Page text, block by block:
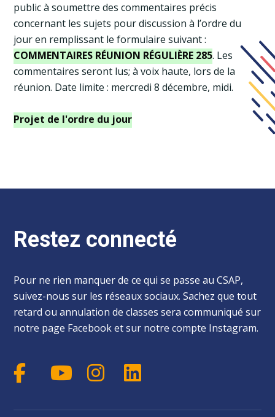
public à soumettre des commentaires précis
concernant les sujets pour discussion à l’ordre du
jour en remplissant le formulaire suivant :
COMMENTAIRES RÉUNION RÉGULIÈRE 285. Les
commentaires seront lus; à voix haute, lors de la
réunion. Date limite : mercredi 8 décembre, midi.
Projet de l'ordre du jour
Restez connecté
Pour ne rien manquer de ce qui se passe au CSAP,
suivez-nous sur les réseaux sociaux. Sachez que tout
retard ou annulation de classes sera communiqué sur
notre page Facebook et sur notre compte Instagram.